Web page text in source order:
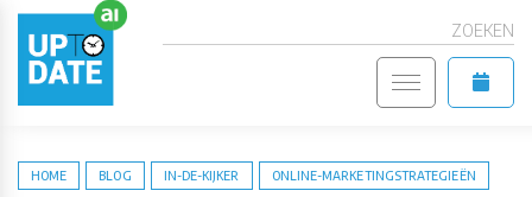
ZOEKEN
HOME BLOG IN-DE-KIJKER ONLINE-MARKETINGSTRATEGIEËN